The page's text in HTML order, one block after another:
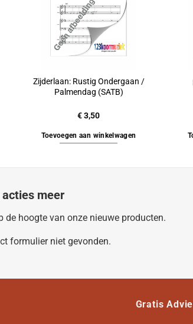
Zijderlaan: Rustig Ondergaan /
Palmendag (SATB)
€3,50
Toevoegen aan winkelwagen
meer
de hoogte van onze nieuwe producten.
formulier niet gevonden.
Gratis